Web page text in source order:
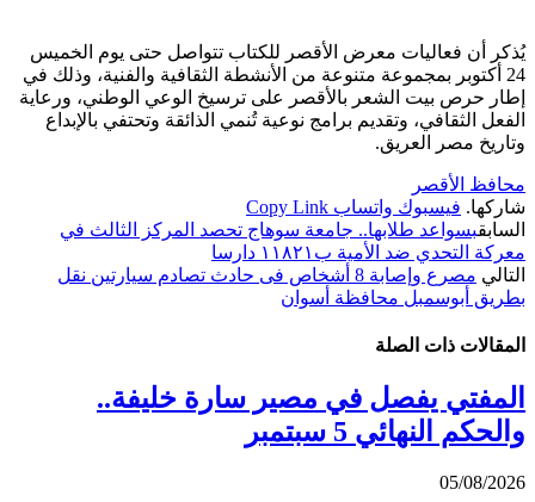
يُذكر أن فعاليات معرض الأقصر للكتاب تتواصل حتى يوم الخميس
24 أكتوبر بمجموعة متنوعة من الأنشطة الثقافية والفنية، وذلك في
إطار حرص بيت الشعر بالأقصر على ترسيخ الوعي الوطني، ورعاية
الفعل الثقافي، وتقديم برامج نوعية تُنمي الذائقة وتحتفي بالإبداع
وتاريخ مصر العريق.
محافظ الأقصر
شاركها. فيسبوك واتساب Copy Link
السابقبسواعد طلابها.. جامعة سوهاج تحصد المركز الثالث في
معركة التحدي ضد الأمية ب١١٨٢١ دارسا
التالي
مصرع وإصابة 8 أشخاص فى حادث تصادم سيارتين نقل
بطريق أبوسمبل محافظة أسوان
المقالات ذات الصلة
المفتي يفصل في مصير سارة خليفة..
والحكم النهائي 5 سبتمبر
05/08/2026